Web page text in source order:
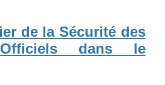
de la Sécurité des
Officiels dans le